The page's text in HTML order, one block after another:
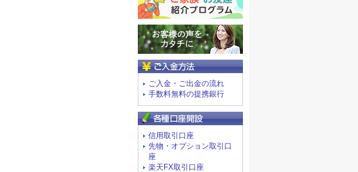
ご入金・ご出金の流れ
手数料無料の提携銀行
信用取引口座
先物・オプション取引口
座
楽天FX取引口座